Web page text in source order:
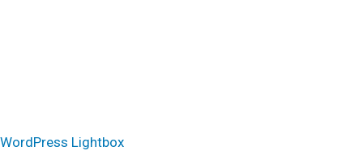
WordPress Lightbox